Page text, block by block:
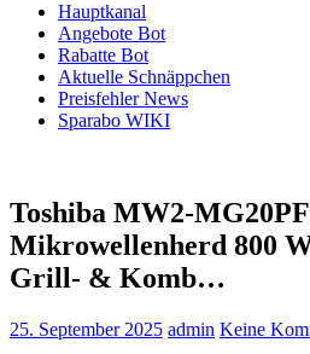
Hauptkanal
Angebote Bot
Rabatte Bot
Aktuelle Schnäppchen
Preisfehler News
Sparabo WIKI
Toshiba MW2-
Mikrowellenherd 800
Grill- & Komb…
25. September 2025 admin Keine